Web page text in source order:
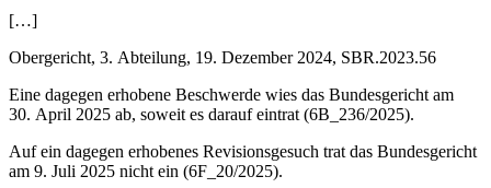
[…]
Obergericht, 3. Abteilung, 19. Dezember 2024, SBR.2023.56
Eine dagegen erhobene Beschwerde wies das Bundesgericht am
30. April 2025 ab, soweit es darauf eintrat (6B_236/2025).
Auf ein dagegen erhobenes Revisionsgesuch trat das Bundesgericht
am 9. Juli 2025 nicht ein (6F_20/2025).